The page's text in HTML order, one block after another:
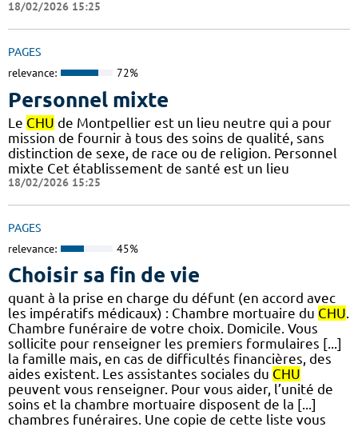
18/02/2026 15:25
PAGES
relevance: 72%
Personnel mixte
Le CHU de Montpellier est un lieu neutre qui a pour
mission de fournir à tous des soins de qualité, sans
distinction de sexe, de race ou de religion. Personnel
mixte Cet établissement de santé est un lieu
18/02/2026 15:25
PAGES
relevance: 45%
Choisir sa fin de vie
quant à la prise en charge du défunt (en accord avec
les impératifs médicaux) : Chambre mortuaire du CHU.
Chambre funéraire de votre choix. Domicile. Vous
sollicite pour renseigner les premiers formulaires [...]
la famille mais, en cas de difficultés financières, des
aides existent. Les assistantes sociales du CHU
peuvent vous renseigner. Pour vous aider, l’unité de
soins et la chambre mortuaire disposent de la [...]
chambres funéraires. Une copie de cette liste vous